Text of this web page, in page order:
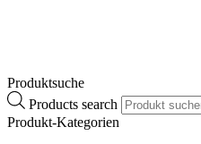
Tube: 100 ml, 50 ml
Produktsuche
Products search
Produkt-Kategorien